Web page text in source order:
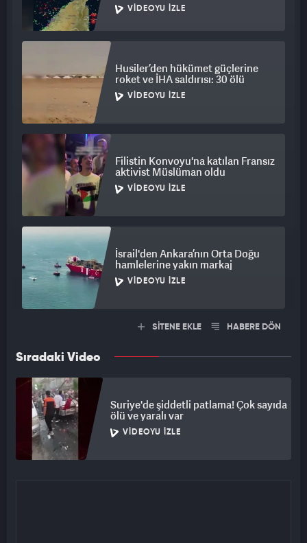
VIDEOYU İZLE
Husiler’den hükümet güçlerine
roket ve İHA saldırısı: 30 ölü
VIDEOYU İZLE
Filistin Konvoyu'na katılan Fransız
aktivist Müslüman oldu
VIDEOYU İZLE
İsrail'den Ankara’nın Orta Doğu
hamlelerine yakın markaj
VIDEOYU İZLE
SİTENE EKLE HABERE DÖN
Sıradaki Video
Suriye'de şiddetli patlama! Çok sayıda
ölü ve yaralı var
VIDEOYU İZLE